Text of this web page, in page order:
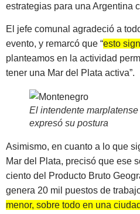
estrategias para una Argentina
El jefe comunal agradeció a
evento, y remarcó que “esto
planteamos en la actividad
tener una Mar del Plata activa”.
El intendente
expresó su postura
Asimismo, en cuanto a lo que
Mar del Plata, precisó que ese
ciento del Producto Bruto
genera 20 mil puestos de
menor, sobre todo en una